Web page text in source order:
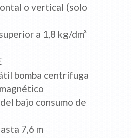
o vertical (solo
a 1,8 kg/dm³
bomba centrífuga
bajo consumo de
7,6 m